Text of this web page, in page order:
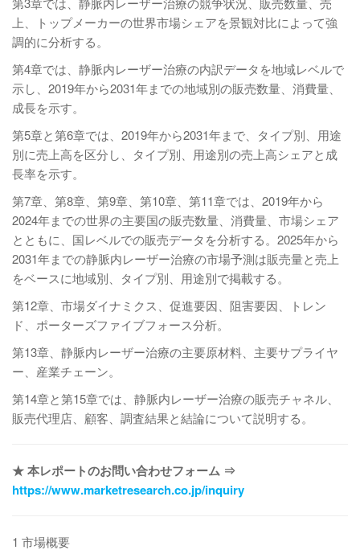
上、トップメーカーの世界市場シェアを景観対比によって強
調的に分析する。
第4章では、静脈内レーザー治療の内訳データを地域レベルで
示し、2019年から2031年までの地域別の販売数量、消費量、
成長を示す。
第5章と第6章では、2019年から2031年まで、タイプ別、用途
別に売上高を区分し、タイプ別、用途別の売上高シェアと成
長率を示す。
第7章、第8章、第9章、第10章、第11章では、2019年から
2024年までの世界の主要国の販売数量、消費量、市場シェア
とともに、国レベルでの販売データを分析する。2025年から
2031年までの静脈内レーザー治療の市場予測は販売量と売上
をベースに地域別、タイプ別、用途別で掲載する。
第12章、市場ダイナミクス、促進要因、阻害要因、トレン
ド、ポーターズファイブフォース分析。
第13章、静脈内レーザー治療の主要原材料、主要サプライヤ
ー、産業チェーン。
第14章と第15章では、静脈内レーザー治療の販売チャネル、
販売代理店、顧客、調査結果と結論について説明する。
★ 本レポートのお問い合わせフォーム ⇒
https://www.marketresearch.co.jp/inquiry
1 市場概要